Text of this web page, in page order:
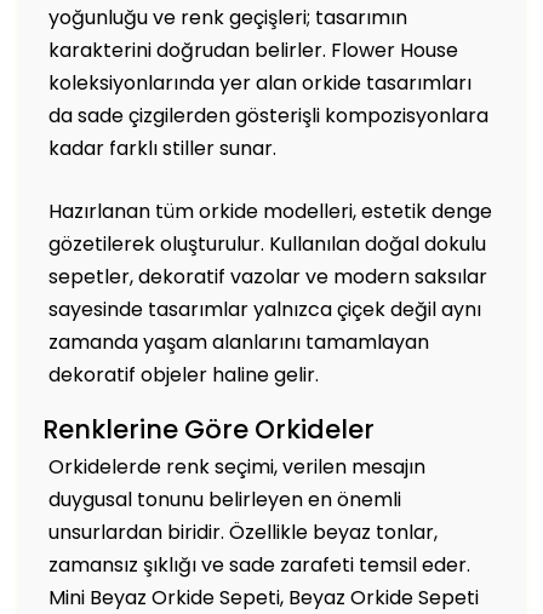
yoğunluğu ve renk geçişleri; tasarımın
karakterini doğrudan belirler. Flower House
koleksiyonlarında yer alan orkide tasarımları
da sade çizgilerden gösterişli kompozisyonlara
kadar farklı stiller sunar.
Hazırlanan tüm orkide modelleri, estetik denge
gözetilerek oluşturulur. Kullanılan doğal dokulu
sepetler, dekoratif vazolar ve modern saksılar
sayesinde tasarımlar yalnızca çiçek değil aynı
zamanda yaşam alanlarını tamamlayan
dekoratif objeler haline gelir.
Renklerine Göre Orkideler
Orkidelerde renk seçimi, verilen mesajın
duygusal tonunu belirleyen en önemli
unsurlardan biridir. Özellikle beyaz tonlar,
zamansız şıklığı ve sade zarafeti temsil eder.
Mini Beyaz Orkide Sepeti, Beyaz Orkide Sepeti